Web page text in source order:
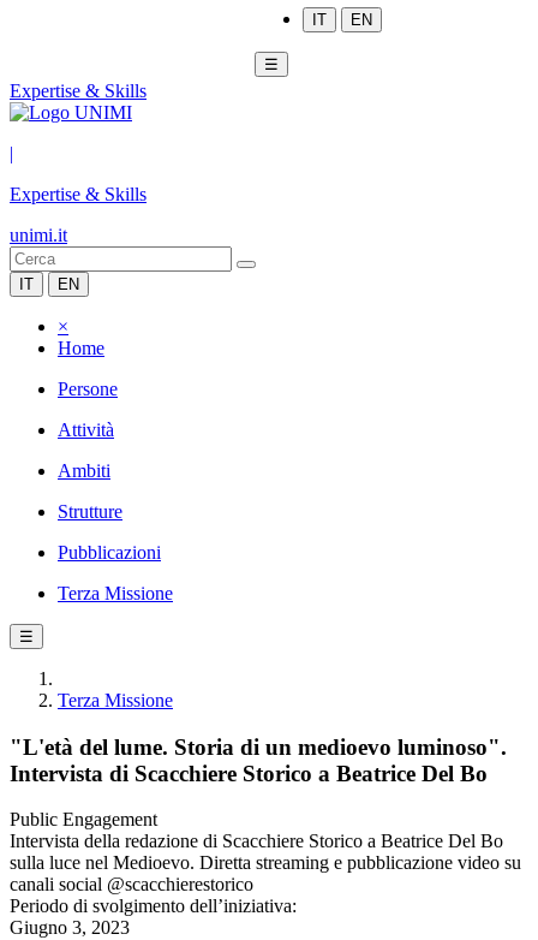
IT EN
☰
Expertise & Skills
|
Expertise & Skills
unimi.it
IT EN
×
Home
Persone
Attività
Ambiti
Strutture
Pubblicazioni
Terza Missione
☰
Terza Missione
"L'età del lume. Storia di un medioevo luminoso".
Intervista di Scacchiere Storico a Beatrice Del Bo
Public Engagement
Intervista della redazione di Scacchiere Storico a Beatrice Del Bo
sulla luce nel Medioevo. Diretta streaming e pubblicazione video su
canali social @scacchierestorico
Periodo di svolgimento dell’iniziativa:
Giugno 3, 2023